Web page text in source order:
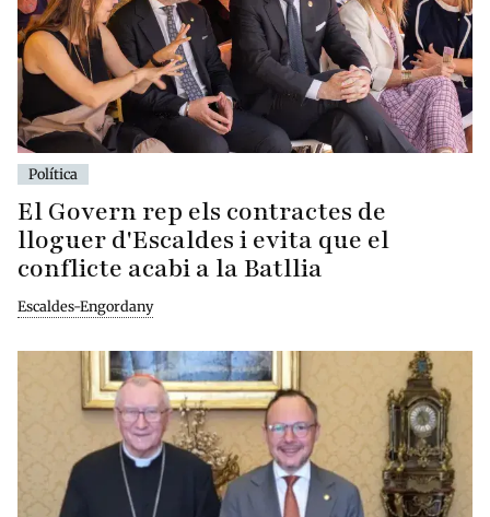
Política
El Govern rep els contractes de
lloguer d'Escaldes i evita que el
conflicte acabi a la Batllia
Escaldes-Engordany